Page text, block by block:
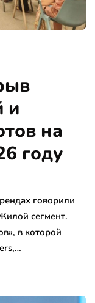
и
на
году
говорили
сегмент.
в которой